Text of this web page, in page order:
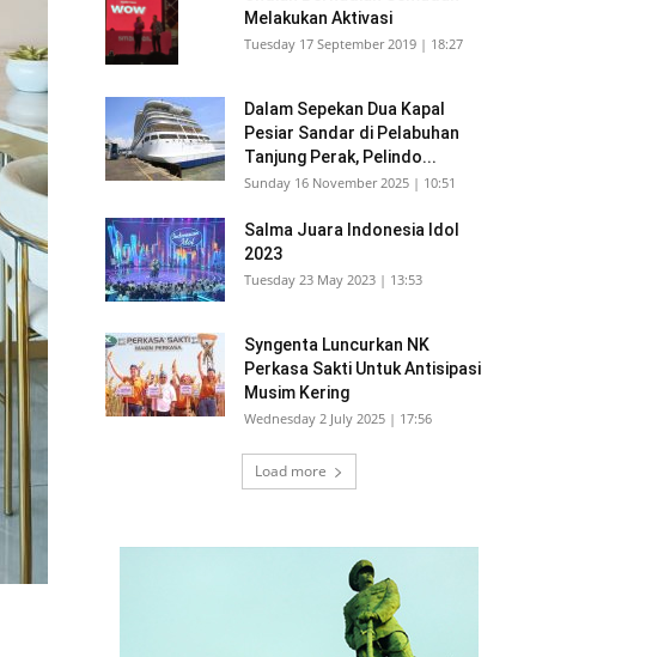
Melakukan Aktivasi
Tuesday 17 September 2019 | 18:27
Dalam Sepekan Dua Kapal
Pesiar Sandar di Pelabuhan
Tanjung Perak, Pelindo...
Sunday 16 November 2025 | 10:51
Salma Juara Indonesia Idol
2023
Tuesday 23 May 2023 | 13:53
Syngenta Luncurkan NK
Perkasa Sakti Untuk Antisipasi
Musim Kering
Wednesday 2 July 2025 | 17:56
Load more